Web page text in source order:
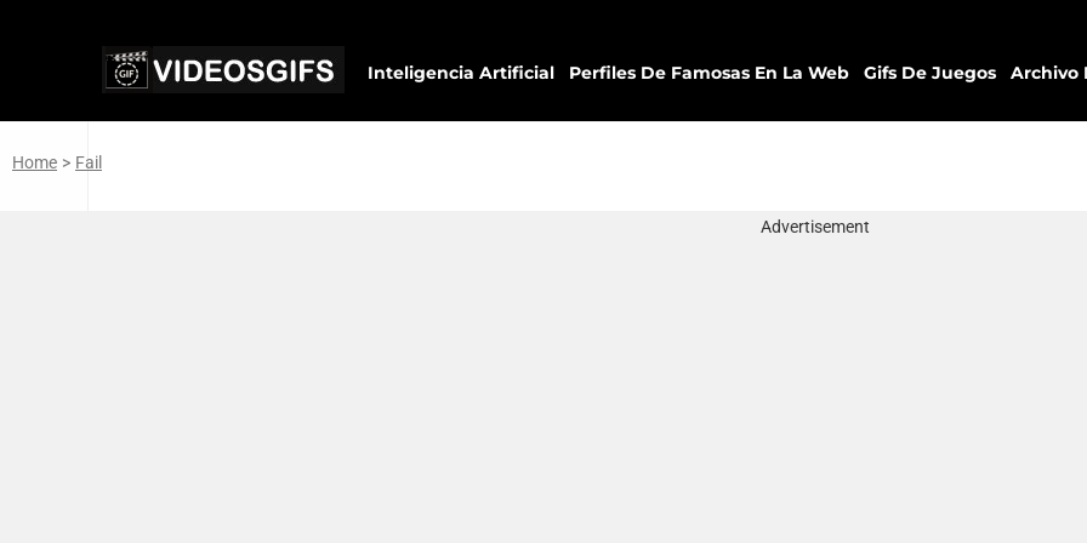
Inteligencia Artificial Perfiles De Famosas En La Web Gifs De Juegos Archivo
Home > Fail
Advertisement